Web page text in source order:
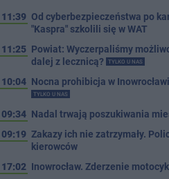
11:39 Od cyberbezpieczeństwa po
"Kaspra" szkolili się w WAT
11:25 Powiat: Wyczerpaliśmy
dalej z lecznicą?
TYLKO U NAS
10:04 Nocna prohibicja w
TYLKO U NAS
09:34 Nadal trwają poszukiwania
09:19 Zakazy ich nie zatrzymały.
kierowców
17:02 Inowrocław. Zderzenie